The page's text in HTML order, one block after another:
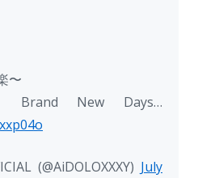
〜
New Days…
(@AiDOLOXXXY) July